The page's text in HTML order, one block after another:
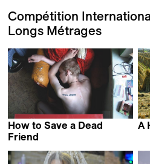
Compétition
Longs Métrages
How to Save a Dead
Friend
A